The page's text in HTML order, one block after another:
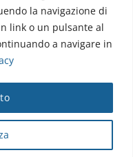
la navigazione di
link o un pulsante al
a navigare in
Mediterraneo
Disclaimer|Accessibilità
IS - 18112 - P.IVA/Cod.